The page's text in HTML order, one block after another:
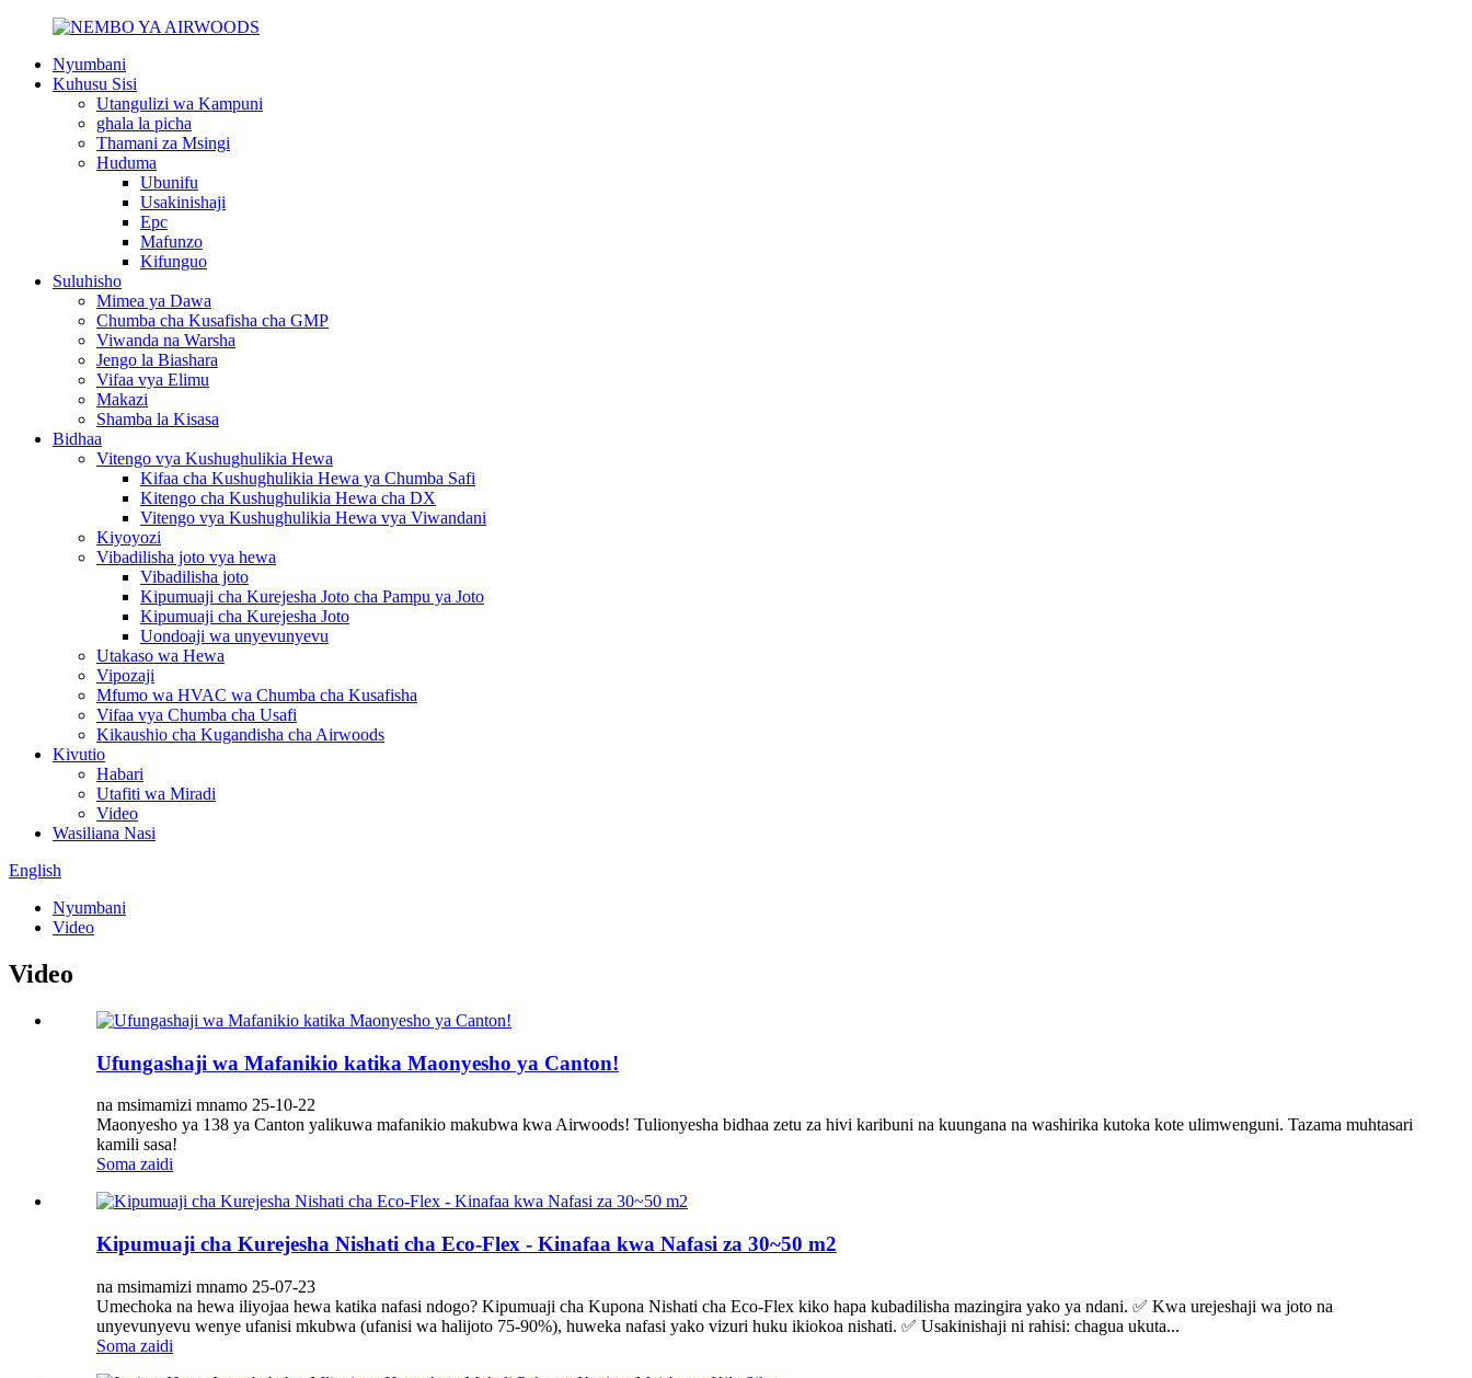
Nyumbani
Kuhusu Sisi
Utangulizi wa Kampuni
ghala la picha
Thamani za Msingi
Huduma
Ubunifu
Usakinishaji
Epc
Mafunzo
Kifunguo
Suluhisho
Mimea ya Dawa
Chumba cha Kusafisha cha GMP
Viwanda na Warsha
Jengo la Biashara
Vifaa vya Elimu
Makazi
Shamba la Kisasa
Bidhaa
Vitengo vya Kushughulikia Hewa
Kifaa cha Kushughulikia Hewa ya Chumba Safi
Kitengo cha Kushughulikia Hewa cha DX
Vitengo vya Kushughulikia Hewa vya Viwandani
Kiyoyozi
Vibadilisha joto vya hewa
Vibadilisha joto
Kipumuaji cha Kurejesha Joto cha Pampu ya Joto
Kipumuaji cha Kurejesha Joto
Uondoaji wa unyevunyevu
Utakaso wa Hewa
Vipozaji
Mfumo wa HVAC wa Chumba cha Kusafisha
Vifaa vya Chumba cha Usafi
Kikaushio cha Kugandisha cha Airwoods
Kivutio
Habari
Utafiti wa Miradi
Video
Wasiliana Nasi
English
Nyumbani
Video
Video
Ufungashaji wa Mafanikio katika Maonyesho ya Canton!
na msimamizi mnamo 25-10-22
Maonyesho ya 138 ya Canton yalikuwa mafanikio makubwa kwa Airwoods! Tulionyesha bidhaa zetu za hivi karibuni na kuungana na washirika kutoka kote ulimwenguni. Tazama muhtasari
kamili sasa!
Soma zaidi
Kipumuaji cha Kurejesha Nishati cha Eco-Flex - Kinafaa kwa Nafasi za 30~50 m2
na msimamizi mnamo 25-07-23
Umechoka na hewa iliyojaa hewa katika nafasi ndogo? Kipumuaji cha Kupona Nishati cha Eco-Flex kiko hapa kubadilisha mazingira yako ya ndani. ✅ Kwa urejeshaji wa joto na
unyevunyevu wenye ufanisi mkubwa (ufanisi wa halijoto 75-90%), huweka nafasi yako vizuri huku ikiokoa nishati. ✅ Usakinishaji ni rahisi: chagua ukuta...
Soma zaidi